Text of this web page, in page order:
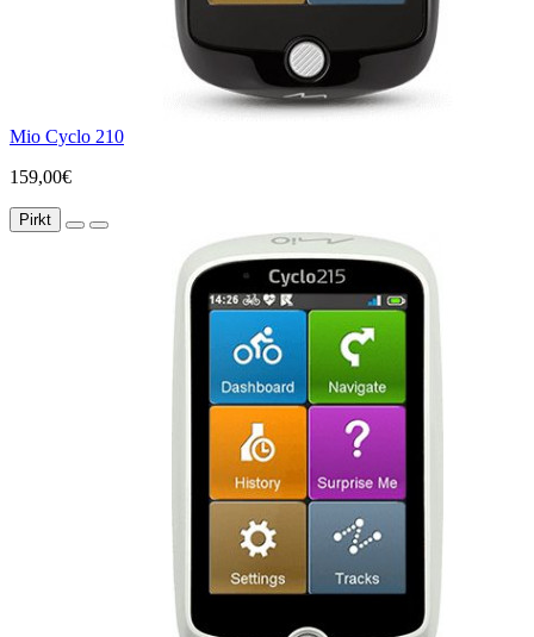
Mio Cyclo 210
159,00€
Pirkt